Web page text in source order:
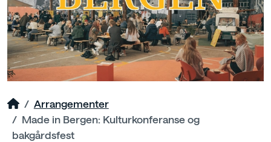
Arrangementer
Made in Bergen: Kulturkonferanse og
bakgårdsfest